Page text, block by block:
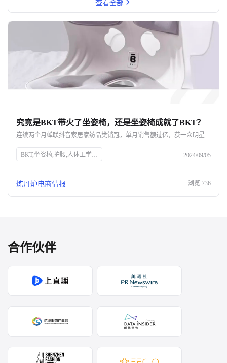
查看全部
究竟是BKT带火了坐姿椅，还是坐姿椅成就了BKT？
连续两个月蝉联抖音家居家纺品类销冠，单月销售额过亿，获一众明星网红力挺，BKT如何凭借一款坐姿椅实现声量销量双开花？ 即便不断被质疑是“智商税”，好评率却依旧高达98%，成为打工人的新一代工位搭子，BKT坐姿椅爆单的背后，又命中了哪些网红密码？ 究竟是BKT带火了坐姿椅，还是坐姿椅成就了BKT呢？
BKT,坐姿椅,护腰,人体工学,抖音,家居家纺,销量,网红,品牌力,电商布局,直播带货,消费者需求 2024/09/05
炼丹炉电商情报 浏览 736
合作伙伴